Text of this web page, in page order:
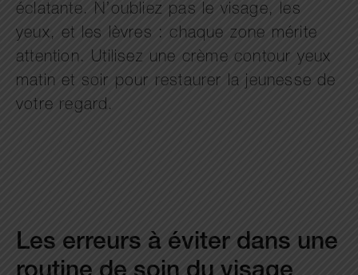
éclatante. N’oubliez pas le visage, les
yeux, et les lèvres : chaque zone mérite
attention. Utilisez une crème contour yeux
matin et soir pour restaurer la jeunesse de
votre regard.
Les erreurs à éviter dans une